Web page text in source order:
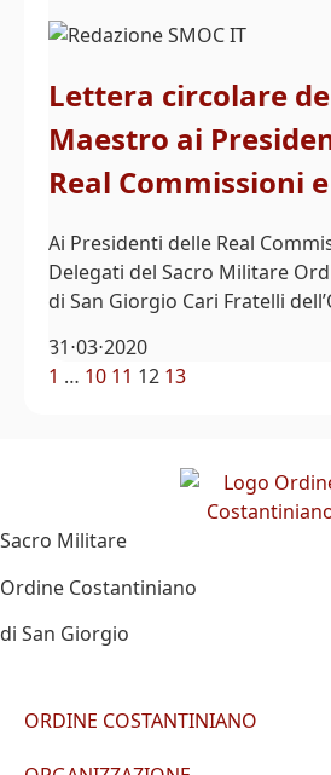
Lettera circolare
Maestro ai
Real Commissioni
Ai Presidenti delle Real
Delegati del Sacro Militare
di San Giorgio Cari Fratelli
31⋅03⋅2020
1 … 10 11 12 13
Sacro Militare
Ordine Costantiniano
di San Giorgio
ORDINE COSTANTINIANO